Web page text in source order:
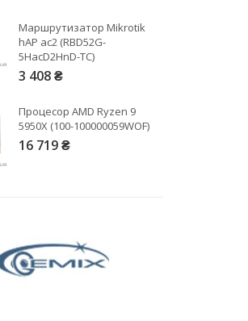
Рейтинг EXE.ua:4.6
974
90
Маршрутизатор Mikrotik
hAP ac2 (RBD52G-
5HacD2HnD-TC)
3 408 ₴
Процесор AMD Ryzen 9
5950X (100-100000059WOF)
16 719 ₴